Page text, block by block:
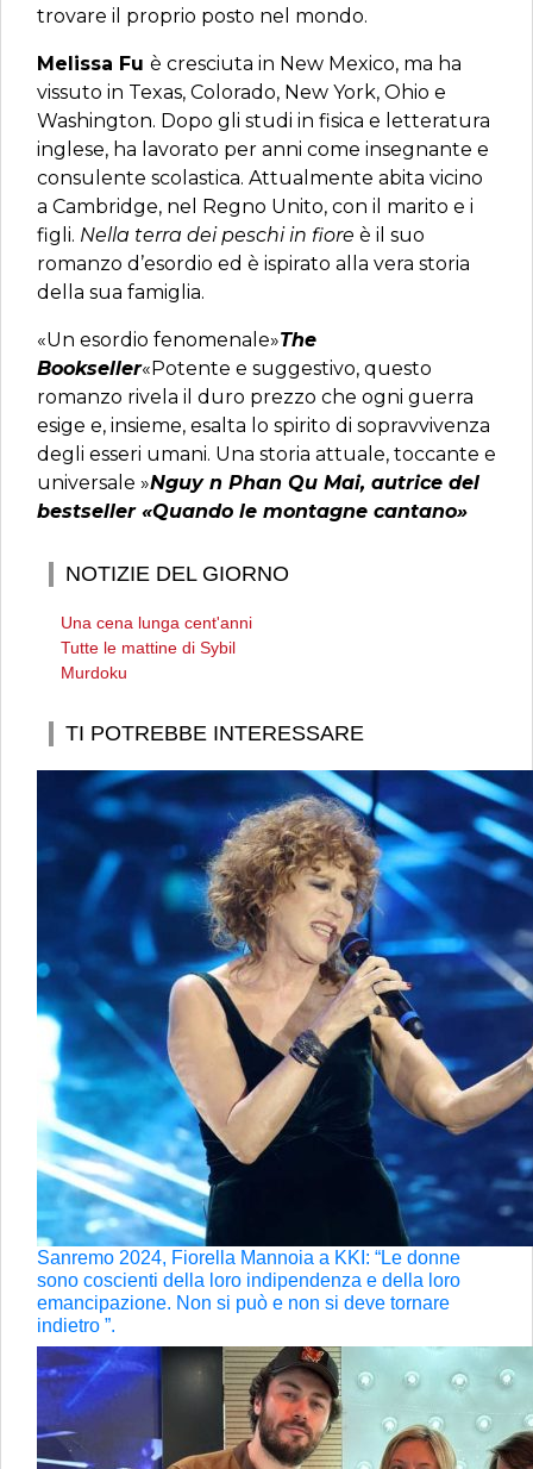
trovare il proprio posto nel mondo.
Melissa Fu è cresciuta in New Mexico, ma ha
vissuto in Texas, Colorado, New York, Ohio e
Washington. Dopo gli studi in fisica e letteratura
inglese, ha lavorato per anni come insegnante e
consulente scolastica. Attualmente abita vicino
a Cambridge, nel Regno Unito, con il marito e i
figli. Nella terra dei peschi in fiore è il suo
romanzo d’esordio ed è ispirato alla vera storia
della sua famiglia.
«Un esordio fenomenale»The
Bookseller«Potente e suggestivo, questo
romanzo rivela il duro prezzo che ogni guerra
esige e, insieme, esalta lo spirito di sopravvivenza
degli esseri umani. Una storia attuale, toccante e
universale »Nguy n Phan Qu Mai, autrice del
bestseller «Quando le montagne cantano»
NOTIZIE DEL GIORNO
Una cena lunga cent'anni
Tutte le mattine di Sybil
Murdoku
TI POTREBBE INTERESSARE
Sanremo 2024, Fiorella Mannoia a KKI: “Le donne
sono coscienti della loro indipendenza e della loro
emancipazione. Non si può e non si deve tornare
indietro ”.